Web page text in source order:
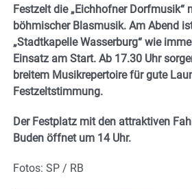
Festzelt die „Eichhofner Dorfmusik“
böhmischer Blasmusik. Am Abend
„Stadtkapelle Wasserburg“ wie
Einsatz am Start. Ab 17.30 Uhr
breitem Musikrepertoire für gute
Festzeltstimmung.
Der Festplatz mit den attraktiven
Buden öffnet um 14 Uhr.
Fotos: SP / RB